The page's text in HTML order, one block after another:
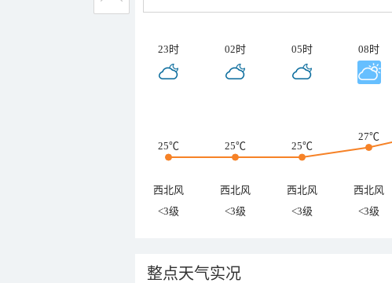
23时 02时 05时 08时
25℃ 25℃ 25℃
27℃
西北风 西北风 西北风 西北风
<3级
<3级 <3级 <3级
整点天气实况